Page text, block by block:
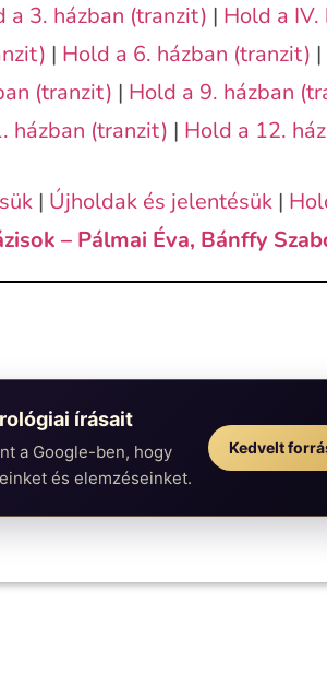
a 3. házban (tranzit) | Hold a IV.
| Hold a 6. házban (tranzit) |
(tranzit) | Hold a 9. házban
házban (tranzit) | Hold a 12.
| Újholdak és jelentésük |
– Pálmai Éva, Bánffy
írásait
a Google-ben, hogy
és elemzéseinket.
Kedvelt